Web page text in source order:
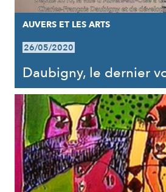
AUVERS ET LES ARTS
26/05/2020
Daubigny, le dernier